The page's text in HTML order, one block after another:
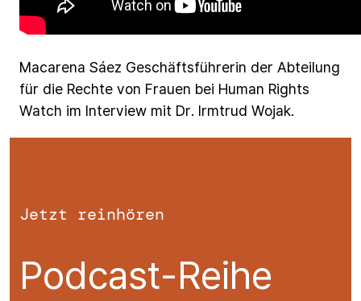
Macarena Sáez Geschäftsführerin der Abteilung
für die Rechte von Frauen bei Human Rights
Watch im Interview mit Dr. Irmtrud Wojak.
Jetzt reinhören
Podcast-Reihe